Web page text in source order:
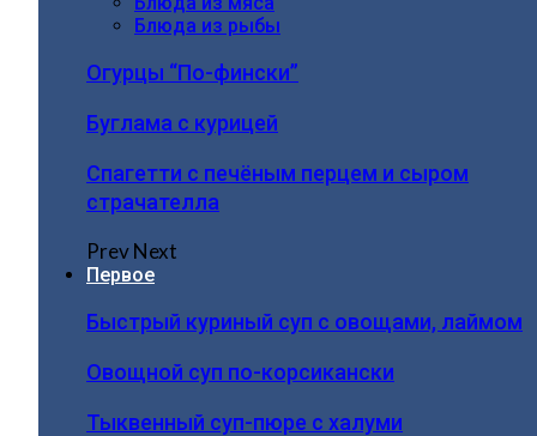
Блюда из рыбы
Огурцы “По-фински”
Буглама с курицей
Спагетти с печёным перцем и сыром
страчателла
PrevNext
Первое
Быстрый куриный суп с овощами, лаймом
Овощной суп по-корсикански
Тыквенный суп-пюре с халуми